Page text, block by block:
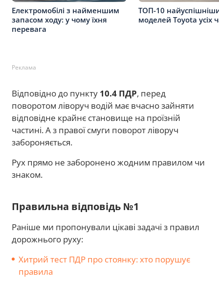
Електромобілі з найменшим
запасом ходу: у чому їхня
перевага
ТОП-10
моделей Toyota усіх
Реклама
Відповідно до пункту 10.4 ПДР, перед
поворотом ліворуч водій має вчасно зайняти
відповідне крайнє становище на проїзній
частині. А з правої смуги поворот ліворуч
забороняється.
Рух прямо не заборонено жодним правилом чи
знаком.
Правильна відповідь №1
Раніше ми пропонували цікаві задачі з правил
дорожнього руху:
Хитрий тест ПДР про стоянку: хто порушує
правила